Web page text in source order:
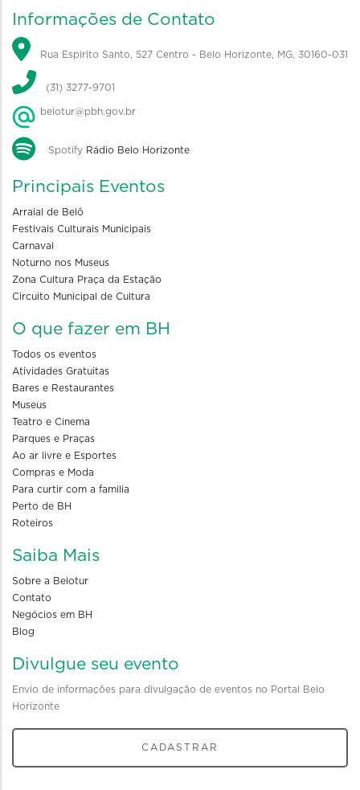
Informações de Contato
Rua Espírito Santo, 527 Centro - Belo Horizonte, MG, 30160-031
(31) 3277-9701
belotur@pbh.gov.br
Spotify Rádio Belo Horizonte
Principais Eventos
Arraial de Belô
Festivais Culturais Municipais
Carnaval
Noturno nos Museus
Zona Cultura Praça da Estação
Circuito Municipal de Cultura
O que fazer em BH
Todos os eventos
Atividades Gratuitas
Bares e Restaurantes
Museus
Teatro e Cinema
Parques e Praças
Ao ar livre e Esportes
Compras e Moda
Para curtir com a familia
Perto de BH
Roteiros
Saiba Mais
Sobre a Belotur
Contato
Negócios em BH
Blog
Divulgue seu evento
Envio de informações para divulgação de eventos no Portal Belo
Horizonte
CADASTRAR